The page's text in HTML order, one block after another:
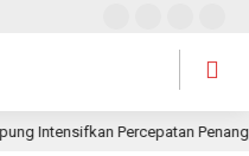
Intensifkan Percepatan